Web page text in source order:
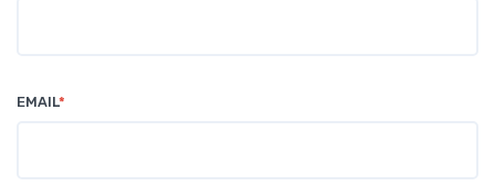
EMAIL*